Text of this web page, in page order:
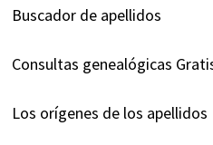
Buscador de apellidos
Consultas genealógicas
Los orígenes de los apellidos